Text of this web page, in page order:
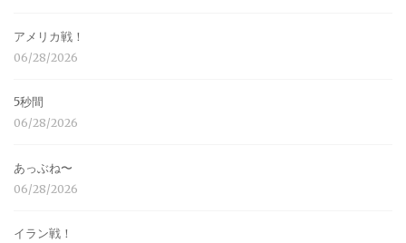
アメリカ戦！
06/28/2026
5秒間
06/28/2026
あっぶね〜
06/28/2026
イラン戦！